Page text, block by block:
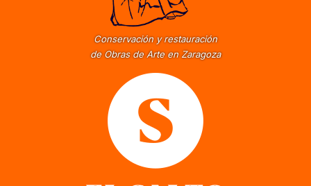
Conservación y restauración
de Obras de Arte en Zaragoza